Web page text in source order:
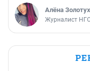
Алёна
Журналист НГС